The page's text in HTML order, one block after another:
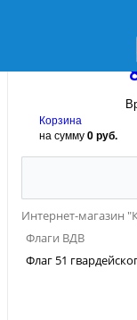
Корзина
на сумму0 руб.
Интернет-магазин
Флаги ВДВ
Флаг 51